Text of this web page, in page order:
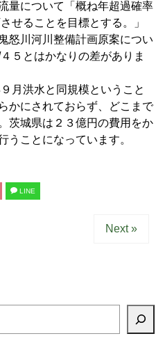
量について「概ね年超過確率
せることを目標とする。」
怒川河川整備計画原案につい
５とはかなりの差がありま
月洪水と同規模ということ
かにされておらず、どこまで
茨城県は２３億円の費用をか
うことになっています。
LINE
Next »